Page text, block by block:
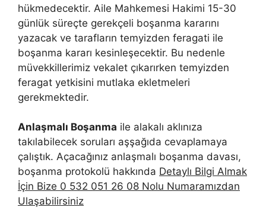
hükmedecektir. Aile Mahkemesi Hakimi 15-30
günlük süreçte gerekçeli boşanma kararını
yazacak ve tarafların temyizden feragati ile
boşanma kararı kesinleşecektir. Bu nedenle
müvekkillerimiz vekalet çıkarırken temyizden
feragat yetkisini mutlaka ekletmeleri
gerekmektedir.
Anlaşmalı Boşanma ile alakalı aklınıza
takılabilecek soruları aşşağıda cevaplamaya
çalıştık. Açacağınız anlaşmalı boşanma davası,
boşanma protokolü hakkında Detaylı Bilgi Almak
İçin Bize 0 532 051 26 08 Nolu Numaramızdan
Ulaşabilirsiniz